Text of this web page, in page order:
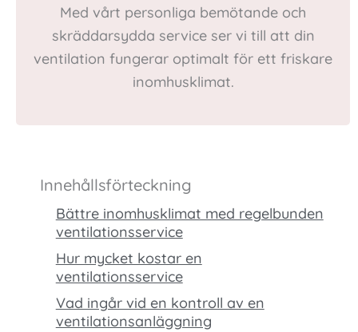
Med vårt personliga bemötande och
skräddarsydda service ser vi till att din
ventilation fungerar optimalt för ett friskare
inomhusklimat.
Innehållsförteckning
Bättre inomhusklimat med regelbunden
ventilationsservice
Hur mycket kostar en
ventilationsservice
Vad ingår vid en kontroll av en
ventilationsanläggning